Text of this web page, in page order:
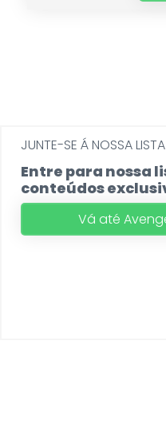
JUNTE-SE Á NOSSA
Entre para nossa
conteúdos
Vá até